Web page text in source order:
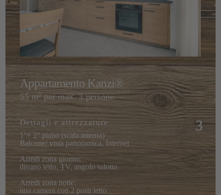
Appartamento Kanzi®
55 m² per max. 3 persone
Dettagli e attrezzature
1°+ 2° piano (scala interna)
Balcone/ vista panoramica, Internet
Arredi zona giorno:
divano letto, TV, angolo salotto
Arredi zona notte:
una camera con 2 posti letto